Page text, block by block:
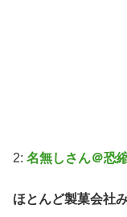
2: 名無しさん＠恐
ほとんど製菓会社